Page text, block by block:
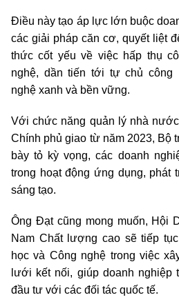
Điều này tạo áp lực lớn buộc
các giải pháp căn cơ, quyết liệt
thức cốt yếu về việc hấp thụ
nghệ, dần tiến tới tự chủ công
nghệ xanh và bền vững.
Với chức năng quản lý nhà
Chính phủ giao từ năm 2023, Bộ
bày tỏ kỳ vọng, các doanh
trong hoạt động ứng dụng, phát
sáng tạo.
Ông Đạt cũng mong muốn, Hội
Nam Chất lượng cao sẽ tiếp
học và Công nghệ trong việc
lưới kết nối, giúp doanh
đầu tư với các đối tác quốc tế.